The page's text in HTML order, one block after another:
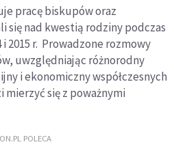
pracę biskupów oraz
się nad kwestią rodziny podczas
2015 r. Prowadzone rozmowy
uwzględniając różnorodny
i ekonomiczny współczesnych
się z poważnymi
POLECA